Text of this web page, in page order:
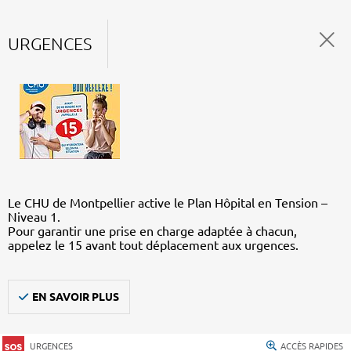
URGENCES
Le CHU de Montpellier active le Plan Hôpital en Tension –
Niveau 1.
Pour garantir une prise en charge adaptée à chacun,
appelez le 15 avant tout déplacement aux urgences.
EN SAVOIR PLUS
URGENCES ACCÈS RAPIDES